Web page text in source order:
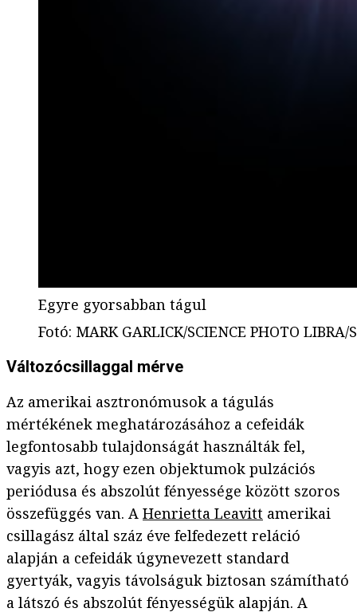
Egyre gyorsabban tágul
Fotó: MARK GARLICK/SCIENCE PHOTO
Változócsillaggal mérve
Az amerikai asztronómusok a tágulás
mértékének meghatározásához a cefeidák
legfontosabb tulajdonságát használták fel,
vagyis azt, hogy ezen objektumok pulzációs
periódusa és abszolút fényessége között szoros
összefüggés van. A Henrietta Leavitt amerikai
csillagász által száz éve felfedezett reláció
alapján a cefeidák úgynevezett standard
gyertyák, vagyis távolságuk biztosan számítható
a látszó és abszolút fényességük alapján. A